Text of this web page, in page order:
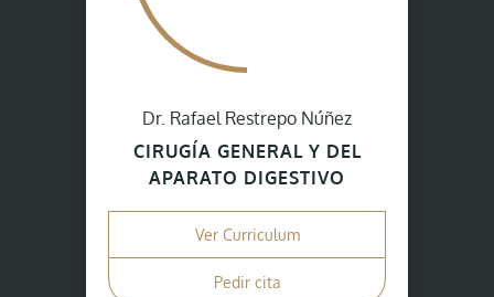
Dr. Rafael Restrepo Núñez
CIRUGÍA GENERAL Y DEL
APARATO DIGESTIVO
Ver Curriculum
Pedir cita